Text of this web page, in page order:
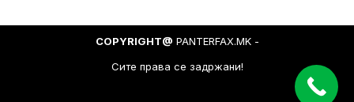
COPYRIGHT@ PANTERFAX.MK -
Сите права се задржани!